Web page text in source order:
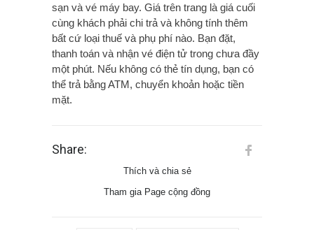
sạn và vé máy bay. Giá trên trang là giá cuối
cùng khách phải chi trả và không tính thêm
bất cứ loại thuế và phụ phí nào. Bạn đặt,
thanh toán và nhận vé điện tử trong chưa đầy
một phút. Nếu không có thẻ tín dụng, bạn có
thể trả bằng ATM, chuyển khoản hoặc tiền
mặt.
Share:
Thích và chia sẻ
Tham gia Page cộng đồng